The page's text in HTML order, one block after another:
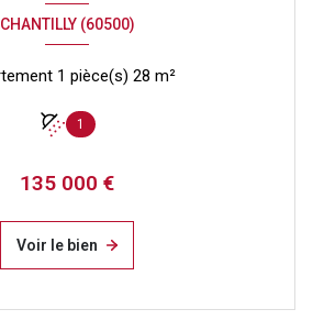
CHANTILLY (60500)
Appartement 1 pièce(s) 28 m²
1
135 000 €
Voir le bien